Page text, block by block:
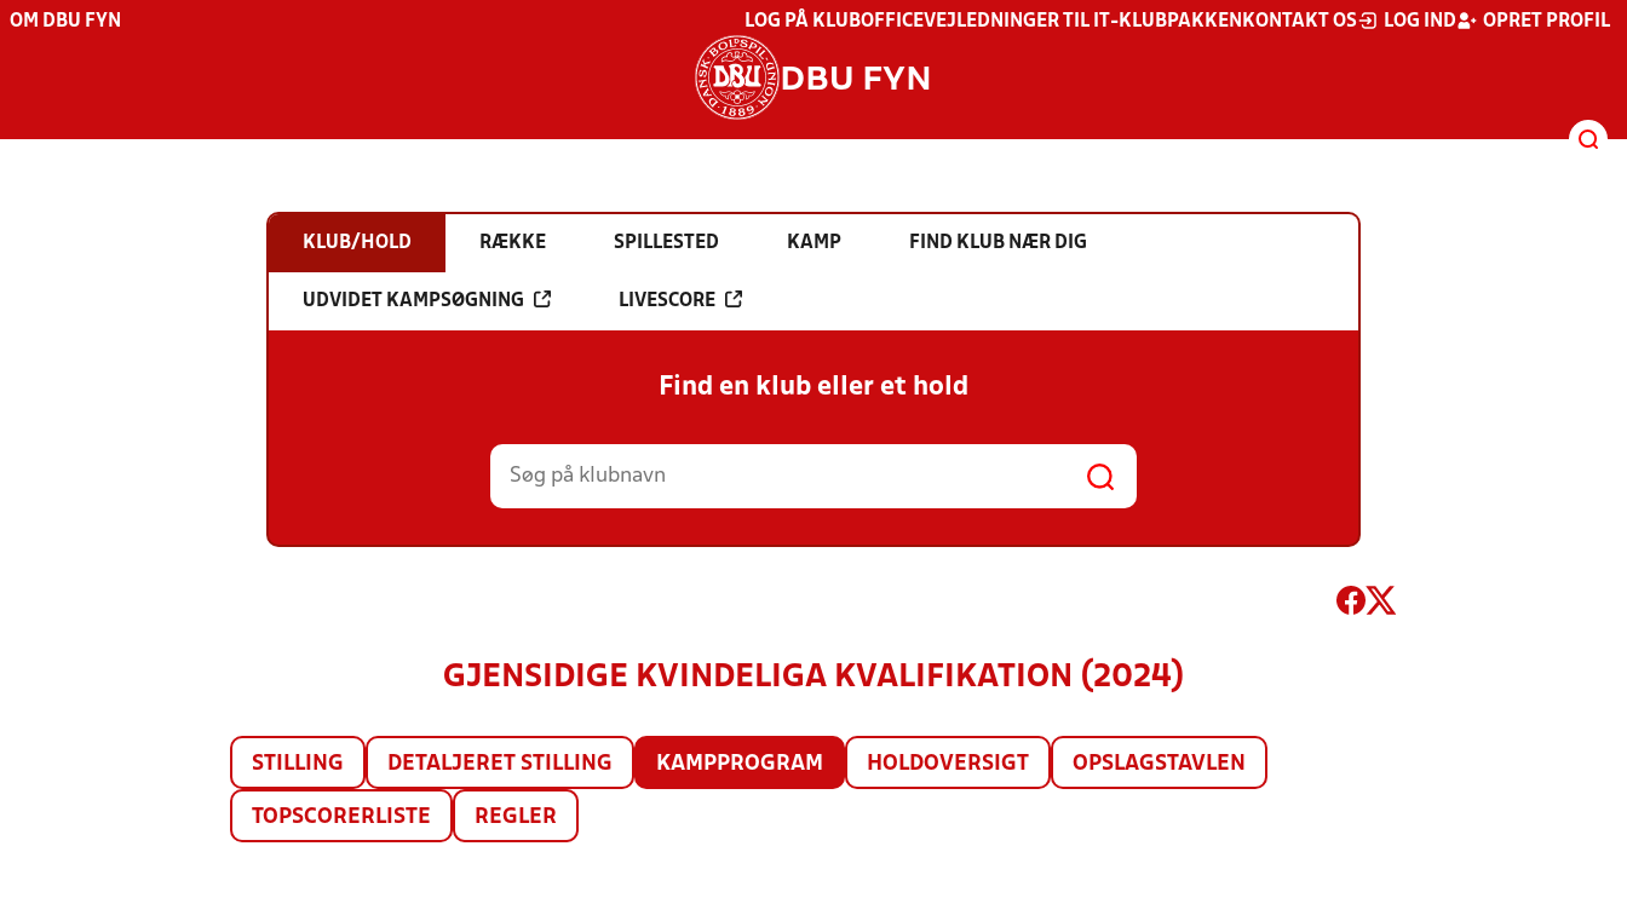
OM DBU FYN LOG PÅ KLUBOFFICEVEJLEDNINGER TIL IT-KLUBPAKKEN KONTAKT OS LOG IND OPRET PROFIL
DBU FYN
KLUB/HOLD RÆKKE SPILLESTED KAMP FIND KLUB NÆR DIG
UDVIDET KAMPSØGNING LIVESCORE
Find en klub eller et hold
GJENSIDIGE KVINDELIGA KVALIFIKATION (2024)
STILLING DETALJERET STILLING KAMPPROGRAM HOLDOVERSIGT OPSLAGSTAVLEN
TOPSCORERLISTE REGLER